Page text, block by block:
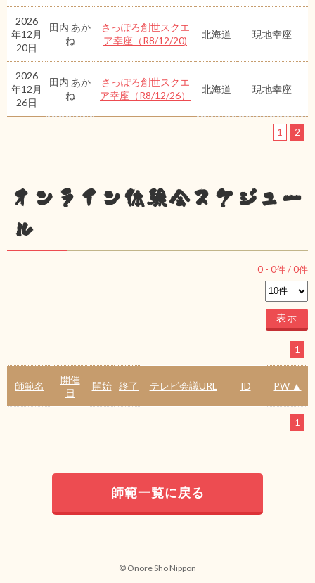
2026
年12月
20日
田内 あか
ね
さっぽろ創世スクエ
ア幸座（R8/12/20)
北海道 現地幸座
2026
年12月
26日
田内 あか
ね
さっぽろ創世スクエ
ア幸座（R8/12/26）
北海道 現地幸座
1 2
オンライン体験会スケジュー
ル
0 - 0件 /0件
1
師範名
開催
日
開始 終了 テレビ会議URL ID PW ▲
1
師範一覧に戻る
© Onore Sho Nippon